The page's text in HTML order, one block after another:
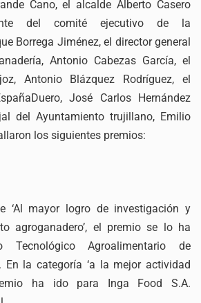
Cano, el alcalde Alberto Casero
del comité ejecutivo de la
Borrega Jiménez, el director general
Antonio Cabezas García, el
Antonio Blázquez Rodríguez, el
José Carlos Hernández
del Ayuntamiento trujillano, Emilio
los siguientes premios:
‘Al mayor logro de investigación y
agroganadero’, el premio se lo ha
Tecnológico Agroalimentario de
En la categoría ‘a la mejor actividad
ha ido para Inga Food S.A.